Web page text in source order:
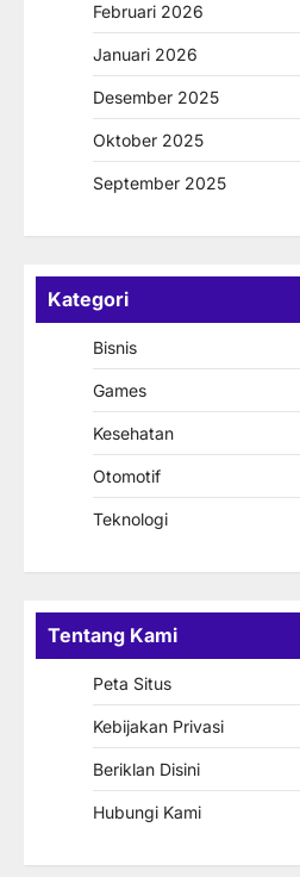
Februari 2026
Januari 2026
Desember 2025
Oktober 2025
September 2025
Kategori
Bisnis
Games
Kesehatan
Otomotif
Teknologi
Tentang Kami
Peta Situs
Kebijakan Privasi
Beriklan Disini
Hubungi Kami